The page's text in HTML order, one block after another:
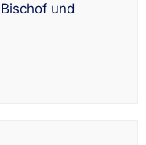
und